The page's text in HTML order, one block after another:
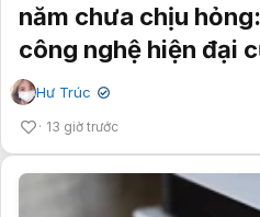
năm chưa chịu
công nghệ hiện đại
Hư Trúc ✔
13 giờ trước